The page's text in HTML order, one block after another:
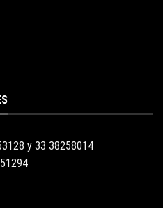
y 33 38258014